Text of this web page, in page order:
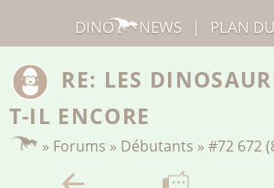
RE: LES
T-IL ENCORE
» Forums » Débutants »#72 672
DINO NEWS | PLAN